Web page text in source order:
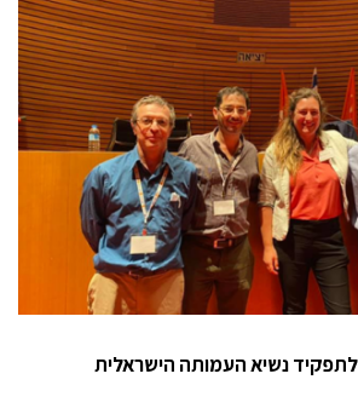
לתפקיד נשיא העמותה הישראלית